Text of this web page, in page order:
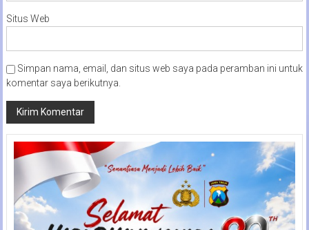
Situs Web
Simpan nama, email, dan situs web saya pada peramban ini untuk
komentar saya berikutnya.